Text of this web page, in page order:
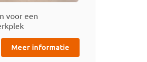
voor een
Meer informatie